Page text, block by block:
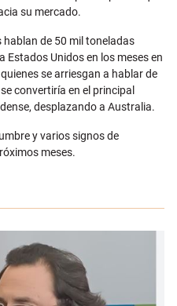
su mercado.
de 50 mil toneladas
Estados Unidos en los meses en
se arriesgan a hablar de
convertiría en el principal
desplazando a Australia.
y varios signos de
meses.